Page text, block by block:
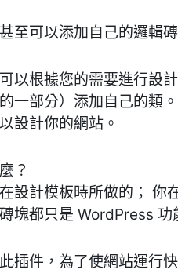
至可以添加自己的邏輯
以根據您的需要進行設
一部分）添加自己的類。
設計你的網站。
？
設計模板時所做的； 你
塊都只是 WordPress 功
插件，為了使網站運行